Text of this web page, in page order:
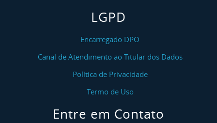
LGPD
Encarregado DPO
Canal de Atendimento ao Titular dos Dados
Política de Privacidade
Termo de Uso
Entre em Contato